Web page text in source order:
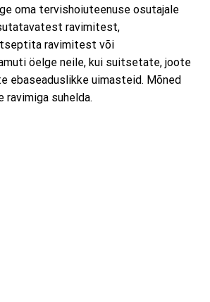
oma tervishoiuteenuse osutajale
ravimitest,
ravimitest või
öelge neile, kui suitsetate, joote
ebaseaduslikke uimasteid. Mõned
ravimiga suhelda.